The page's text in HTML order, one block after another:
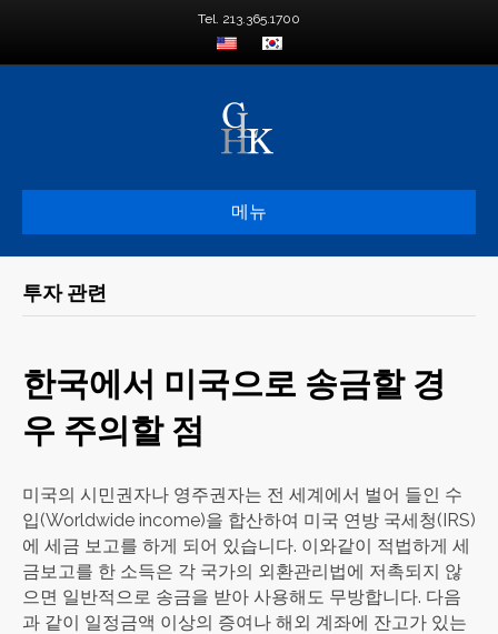
Tel. 213.365.1700
메뉴
투자 관련
한국에서 미국으로 송금할 경
우 주의할 점
미국의 시민권자나 영주권자는 전 세계에서 벌어 들인 수
입(Worldwide income)을 합산하여 미국 연방 국세청(IRS)
에 세금 보고를 하게 되어 있습니다. 이와같이 적법하게 세
금보고를 한 소득은 각 국가의 외환관리법에 저촉되지 않
으면 일반적으로 송금을 받아 사용해도 무방합니다. 다음
과 같이 일정금액 이상의 증여나 해외 계좌에 잔고가 있는